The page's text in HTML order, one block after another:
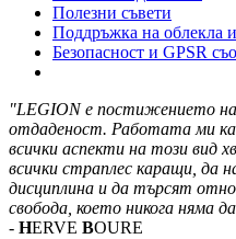
Полезни съвети
Поддръжка на облекла
Безопасност и GPSR
"LEGION е постижението
отдаденост. Работата ми
всички аспекти на този вид
всички страплес каращи, да
дисциплина и да търсят
свобода, което никога няма
- HERVE BOURE